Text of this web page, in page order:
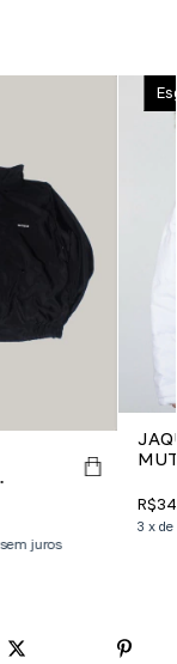
sem juros
3 x de